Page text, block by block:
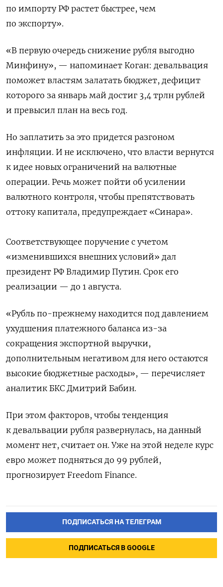
по импорту РФ растет быстрее, чем
по экспорту».
«В первую очередь снижение рубля выгодно
Минфину», — напоминает Коган: девальвация
поможет властям залатать бюджет, дефицит
которого за январь май достиг 3,4 трлн рублей
и превысил план на весь год.
Но заплатить за это придется разгоном
инфляции. И не исключено, что власти вернутся
к идее новых ограничений на валютные
операции. Речь может пойти об усилении
валютного контроля, чтобы препятствовать
оттоку капитала, предупреждает «Синара».
Соответствующее поручение с учетом
«изменившихся внешних условий» дал
президент РФ Владимир Путин. Срок его
реализации — до 1 августа.
«Рубль по-прежнему находится под давлением
ухудшения платежного баланса из-за
сокращения экспортной выручки,
дополнительным негативом для него остаются
высокие бюджетные расходы», — перечисляет
аналитик БКС Дмитрий Бабин.
При этом факторов, чтобы тенденция
к девальвации рубля развернулась, на данный
момент нет, считает он. Уже на этой неделе курс
евро может подняться до 99 рублей,
прогнозирует Freedom Finance.
ПОДПИСАТЬСЯ НА ТЕЛЕГРАМ
ПОДПИСАТЬСЯ В GOOGLE